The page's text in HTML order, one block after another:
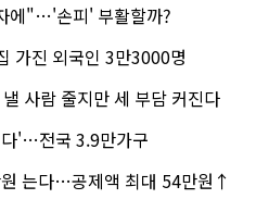
에"…'손피' 부활할까?
가진 외국인 3만3000명
사람 줄지만 세 부담 커진다
'…전국 3.9만가구
는다…공제액 최대 54만원↑